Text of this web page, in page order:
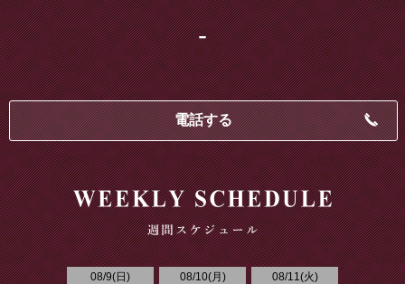
-
電話する
08/9(日 ) 08/10(月 ) 08/11(火)